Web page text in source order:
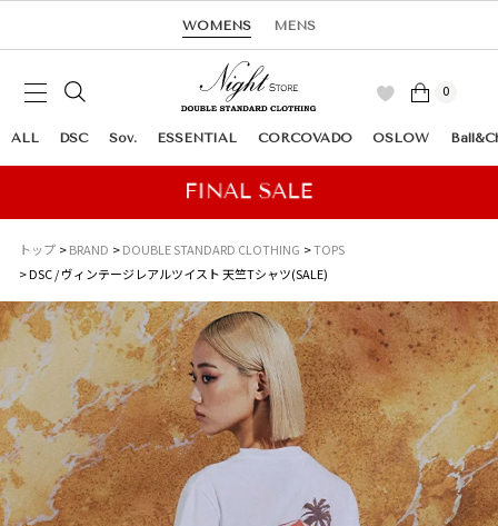
WOMENS MENS
0
ALL DSC Sov. ESSENTIAL CORCOVADO OSLOW
トップ BRAND DOUBLE STANDARD CLOTHING
TOPS
DSC / ヴィンテージレアルツイスト 天竺Tシャツ(SALE)